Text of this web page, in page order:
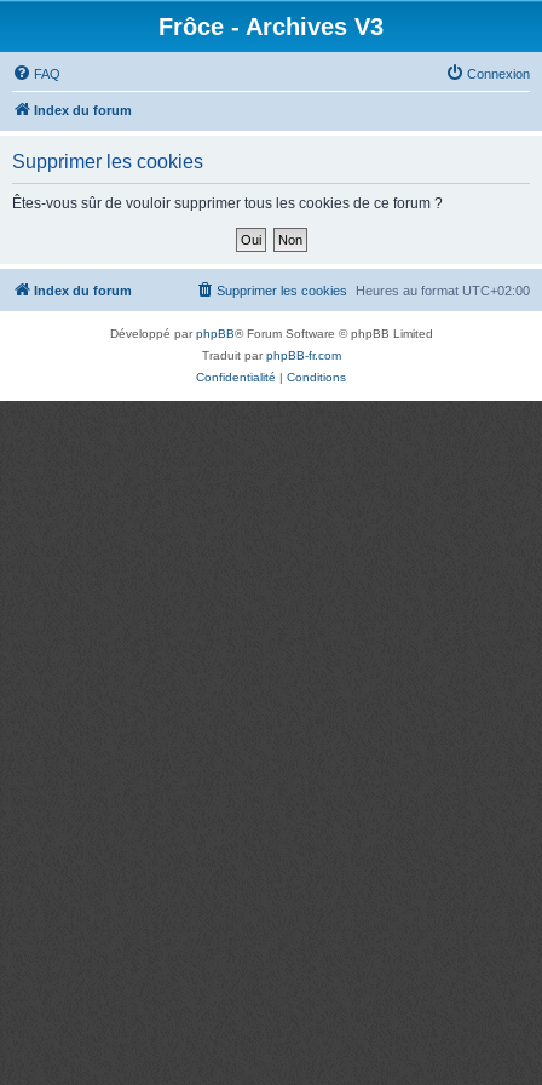
Frôce - Archives V3
FAQ Connexion
Index du forum
Supprimer les cookies
Êtes-vous sûr de vouloir supprimer tous les cookies de ce forum ?
Index du forum Heures au format UTC+02:00
Supprimer les cookies
Développé parphpBB® Forum Software © phpBB Limited
Traduit parphpBB-fr.com
Confidentialité | Conditions